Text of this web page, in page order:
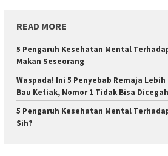
READ MORE
5 Pengaruh Kesehatan Mental
Makan Seseorang
Waspada! Ini 5 Penyebab Remaja
Bau Ketiak, Nomor 1 Tidak Bisa
5 Pengaruh Kesehatan Mental
Sih?